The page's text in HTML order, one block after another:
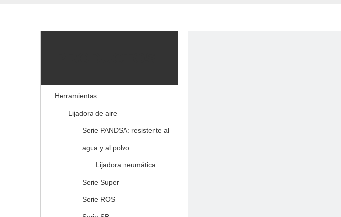
Herramientas
Lijadora de aire
Serie PANDSA: resistente al
agua y al polvo
Lijadora neumática
Serie Super
Serie ROS